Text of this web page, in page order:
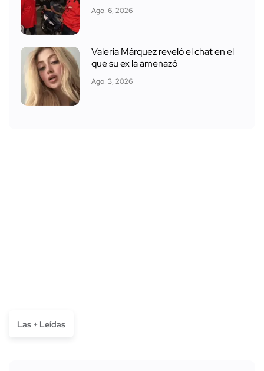
Ago. 6, 2026
Valeria Márquez reveló el chat en el
que su ex la amenazó
Ago. 3, 2026
Las + Leídas